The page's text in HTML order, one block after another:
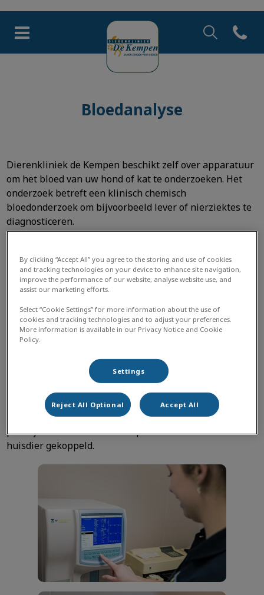
Homepage Dierenkliniek de
Open
Bloedanalyse
Dierenkliniek de Kempen beschikt zelf over apparatuur
om het bloed van uw hond of kat te onderzoeken. Het
onderzoek betreft een klinisch chemisch
bloedonderzoek om bijvoorbeeld lever of nierziektes te
diagnosticeren.
en/ of chloor) bepalen voor het opsporen van
stofwisselingsstoornissen. Ook kunnen we het
“bloedbeeld” (rode en witte bloedcellen) bepalen. Dit
ontstekingen en bloedarmoede.
Het voordeel van dit “laboratorium in huis” is dat we
huisdier, snel een diagnose kunnen stellen en indien
nodig direct met een behandeling kunnen starten. Dit
kan zeer belangrijk en soms levensreddend zijn.
De uitslagen worden meteen in onze
praktijkadministratie aan de patiëntenkaart van uw
huisdier gekoppeld.
By clicking “Accept All” you agree to the storing and use of cookies
and tracking technologies on your device to enhance site navigation,
improve the performance of our website, analyse website use, and
assist our marketing efforts.
Select “Cookie Settings” for more information about the use of
cookies and tracking technologies and to adjust your preferences.
More information is available in our Privacy Notice and Cookie
Policy.
Settings
Reject All Optional Accept All